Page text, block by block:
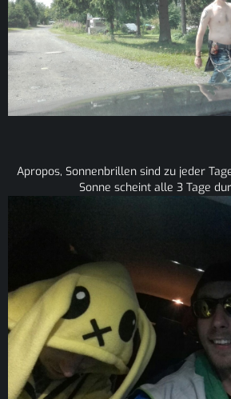
Apropos, Sonnenbrillen sind zu jeder
Sonne scheint alle 3 Tage